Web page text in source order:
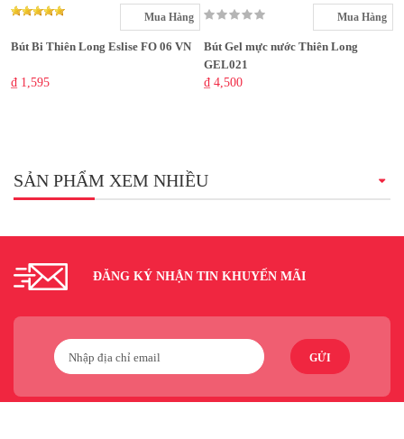
Mua Hàng
Bút Bi Thiên Long Eslise FO 06 VN
₫ 1,595
Mua Hàng
Bút Gel mực nước Thiên Long
GEL021
₫ 4,500
SẢN PHẨM XEM NHIỀU
ĐĂNG KÝ NHẬN TIN KHUYẾN MÃI
GỬI